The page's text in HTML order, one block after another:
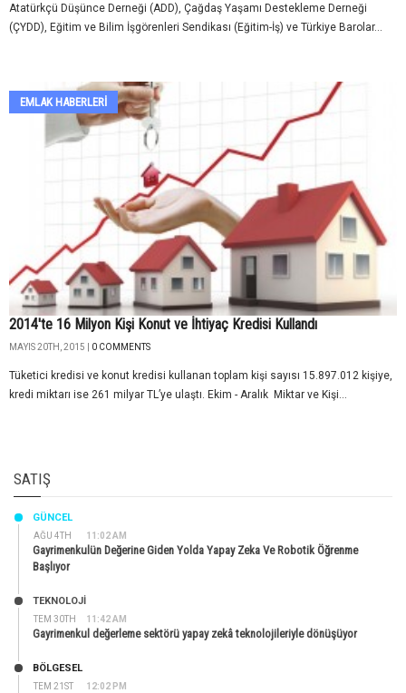
Atatürkçü Düşünce Derneği (ADD), Çağdaş Yaşamı Destekleme Derneği
(ÇYDD), Eğitim ve Bilim İşgörenleri Sendikası (Eğitim-İş) ve Türkiye Barolar...
EMLAK HABERLERI
2014'te 16 Milyon Kişi Konut ve İhtiyaç Kredisi Kullandı
MAYIS 20TH, 2015 | 0 COMMENTS
Tüketici kredisi ve konut kredisi kullanan toplam kişi sayısı 15.897.012 kişiye,
kredi miktarı ise 261 milyar TL’ye ulaştı. Ekim - Aralık Miktar ve Kişi...
SATIŞ
AĞU 4TH 11:02 AM
GÜNCEL
Gayrimenkulün Değerine Giden Yolda Yapay Zeka Ve Robotik Öğrenme
Başlıyor
TEM 30TH 11:42 AM
TEKNOLOJİ
Gayrimenkul değerleme sektörü yapay zekâ teknolojileriyle dönüşüyor
TEM 21ST 12:02 PM
BÖLGESEL